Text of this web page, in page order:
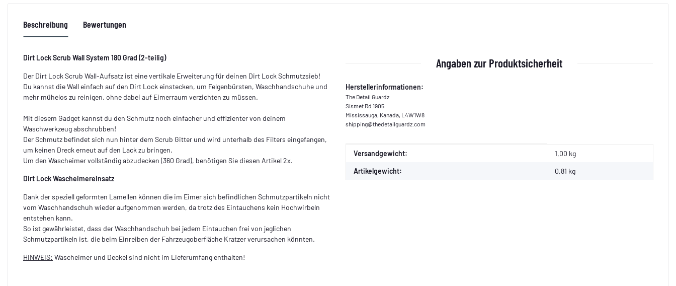
Beschreibung Bewertungen
Dirt Lock Scrub Wall System 180 Grad (2-teilig)
Der Dirt Lock Scrub Wall-Aufsatz ist eine vertikale Erweiterung für deinen Dirt Lock Schmutzsieb!
Du kannst die Wall einfach auf den Dirt Lock einstecken, um Felgenbürsten, Waschhandschuhe und
mehr mühelos zu reinigen, ohne dabei auf Eimerraum verzichten zu müssen.
Mit diesem Gadget kannst du den Schmutz noch einfacher und effizienter von deinem
Waschwerkzeug abschrubben!
Der Schmutz befindet sich nun hinter dem Scrub Gitter und wird unterhalb des Filters eingefangen,
um keinen Dreck erneut auf den Lack zu bringen.
Um den Wascheimer vollständig abzudecken (360 Grad), benötigen Sie diesen Artikel 2x.
Dirt Lock Wascheimereinsatz
Dank der speziell geformten Lamellen können die im Eimer sich befindlichen Schmutzpartikeln nicht
vom Waschhandschuh wieder aufgenommen werden, da trotz des Eintauchens kein Hochwirbeln
entstehen kann.
So ist gewährleistet, dass der Waschhandschuh bei jedem Eintauchen frei von jeglichen
Schmutzpartikeln ist, die beim Einreiben der Fahrzeugoberfläche Kratzer verursachen könnten.
HINWEIS: Wascheimer und Deckel sind nicht im Lieferumfang enthalten!
Angaben zur Produktsicherheit
Herstellerinformationen:
The Detail Guardz
Sismet Rd 1905
Mississauga, Kanada, L4W1W8
shipping@thedetailguardz.com
Produkteigenschaft
Wert
Versandgewicht: 1,00 kg
Artikelgewicht: 0,81 kg